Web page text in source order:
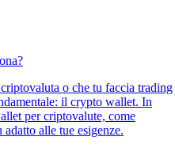
o che tu faccia trading
il crypto wallet. In
per criptovalute, come
alle tue esigenze.